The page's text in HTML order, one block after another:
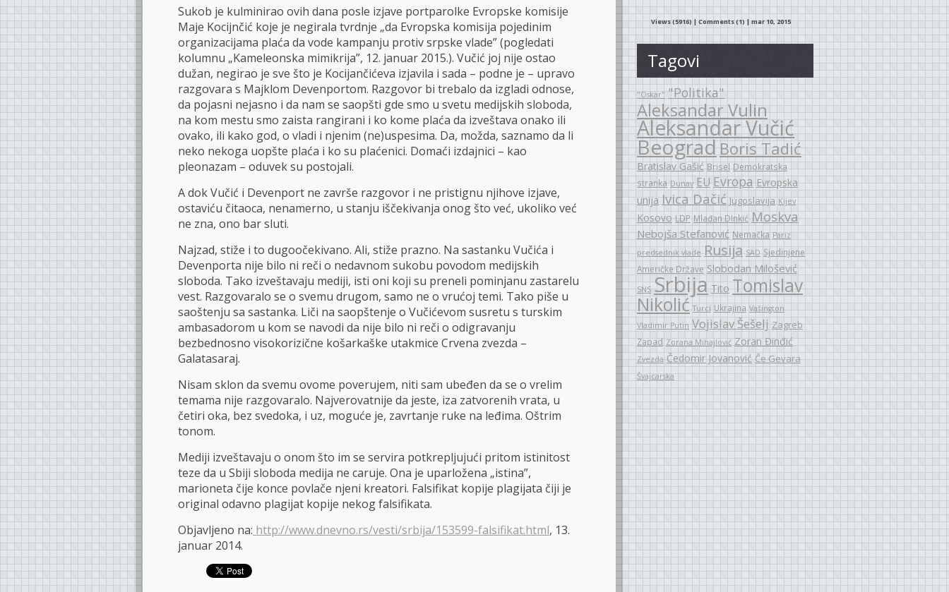
Sukob je kulminirao ovih dana posle izjave portparolke Evropske komisije
Maje Kocijnčić koje je negirala tvrdnje „da Evropska komisija pojedinim
organizacijama plaća da vode kampanju protiv srpske vlade” (pogledati
kolumnu „Kameleonska mimikrija”, 12. januar 2015.). Vučić joj nije ostao
dužan, negirao je sve što je Kocijančićeva izjavila i sada – podne je – upravo
razgovara s Majklom Devenportom. Razgovor bi trebalo da izgladi odnose,
da pojasni nejasno i da nam se saopšti gde smo u svetu medijskih sloboda,
na kom mestu smo zaista rangirani i ko kome plaća da izveštava onako ili
ovako, ili kako god, o vladi i njenim (ne)uspesima. Da, možda, saznamo da li
neko nekoga uopšte plaća i ko su plaćenici. Domaći izdajnici – kao
pleonazam – oduvek su postojali.
A dok Vučić i Devenport ne završe razgovor i ne pristignu njihove izjave,
ostaviću čitaoca, nenamerno, u stanju iščekivanja onog što već, ukoliko već
ne zna, ono bar sluti.
Najzad, stiže i to dugoočekivano. Ali, stiže prazno. Na sastanku Vučića i
Devenporta nije bilo ni reči o nedavnom sukobu povodom medijskih
sloboda. Tako izveštavaju mediji, isti oni koji su preneli pominjanu zastarelu
vest. Razgovaralo se o svemu drugom, samo ne o vrućoj temi. Tako piše u
saoštenju sa sastanka. Liči na saopštenje o Vučićevom susretu s turskim
ambasadorom u kom se navodi da nije bilo ni reči o odigravanju
bezbednosno visokorizične košarkaške utakmice Crvena zvezda –
Galatasaraj.
Nisam sklon da svemu ovome poverujem, niti sam ubeđen da se o vrelim
temama nije razgovaralo. Najverovatnije da jeste, iza zatvorenih vrata, u
četiri oka, bez svedoka, i uz, moguće je, zavrtanje ruke na leđima. Oštrim
tonom.
Mediji izveštavaju o onom što im se servira potkrepljujući pritom istinitost
teze da u Sbiji sloboda medija ne caruje. Ona je uparložena „istina”,
marioneta čije konce povlače njeni kreatori. Falsifikat kopije plagijata čiji je
original odavno plagijat kopije nekog falsifikata.
Objavljeno na: http://www.dnevno.rs/vesti/srbija/153599-falsifikat.html, 13.
januar 2014.
Views (5916)|Comments (1)| mar 10, 2015
Tagovi
"Oskar" "Politika"
Aleksandar Vulin
Aleksandar Vučić
BeogradBoris Tadić
Bratislav Gašić Brisel Demokratska
stranka Dunav EU Evropa Evropska
unija Ivica Dačić Jugoslavija Kijev
Kosovo LDP Mlađan DInkić Moskva
Nebojša Stefanović Nemačka Pariz
predsednik vlade Rusija SAD Sjedinjene
Američke Države Slobodan Milošević
SNS Srbija Tito Tomislav
Nikolić Turci Ukrajina Vašington
Vladimir Putin Vojislav Šešelj Zagreb
Zapad Zorana Mihajlović Zoran Đinđić
Zvezda Čedomir Jovanović Če Gevara
Švajcarska